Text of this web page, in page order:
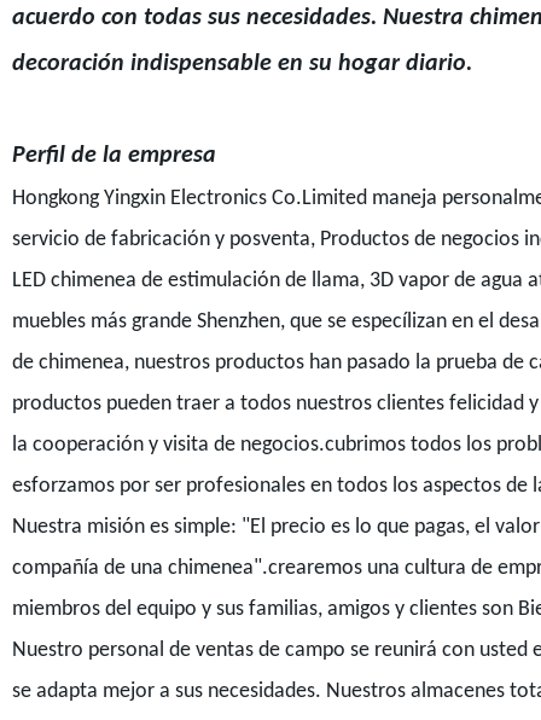
acuerdo con todas sus necesidades. Nuestra
decoración indispensable en su hogar diario.
Perfil de la empresa
Hongkong Yingxin Electronics Co.Limited maneja
servicio de fabricación y posventa, Productos de negocios
LED chimenea de estimulación de llama, 3D vapor de
muebles más grande Shenzhen, que se especílizan en el
de chimenea, nuestros productos han pasado la prueba de
productos pueden traer a todos nuestros clientes felicidad
la cooperación y visita de negocios.cubrimos todos los
esforzamos por ser profesionales en todos los aspectos de
Nuestra misión es simple: "El precio es lo que pagas, el
compañía de una chimenea".crearemos una cultura de
miembros del equipo y sus familias, amigos y clientes son
Nuestro personal de ventas de campo se reunirá con
se adapta mejor a sus necesidades. Nuestros almacenes